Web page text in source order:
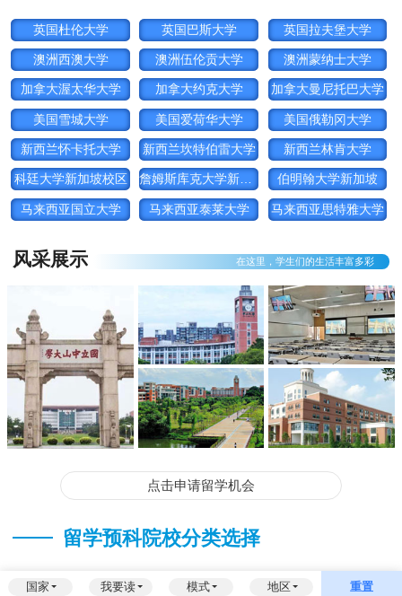
英国杜伦大学 英国巴斯大学 英国拉夫堡大学
澳洲西澳大学 澳洲伍伦贡大学 澳洲蒙纳士大学
加拿大渥太华大学 加拿大约克大学 加拿大曼尼托巴大学
美国雪城大学 美国爱荷华大学 美国俄勒冈大学
新西兰怀卡托大学 新西兰坎特伯雷大学 新西兰林肯大学
科廷大学新加坡校区 詹姆斯库克大学新加坡 伯明翰大学新加坡
马来西亚国立大学 马来西亚泰莱大学 马来西亚思特雅大学
风采展示 在这里，学生们的生活丰富多彩
点击申请留学机会
留学预科院校分类选择
国家 我要读 模式 地区 重置